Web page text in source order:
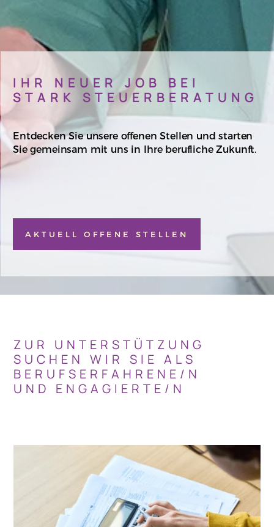
IHR NEUER JOB BEI
STARK STEUERBERATUNG
Entdecken Sie unsere offenen Stellen und starten
Sie gemeinsam mit uns in Ihre berufliche Zukunft.
AKTUELL OFFENE STELLEN
ZUR UNTERSTÜTZUNG
SUCHEN WIR SIE ALS
BERUFSERFAHRENE/N
UND ENGAGIERTE/N